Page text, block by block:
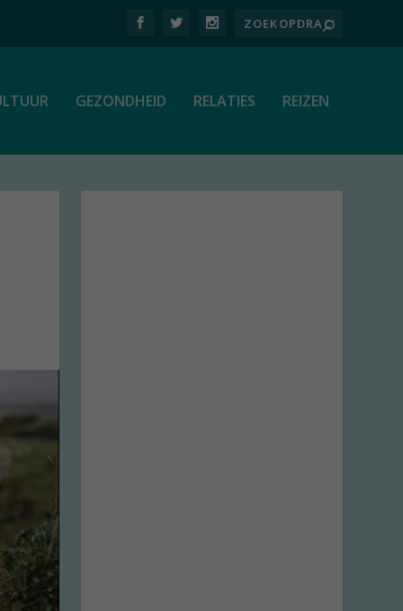
GEZONDHEID RELATIES REIZEN